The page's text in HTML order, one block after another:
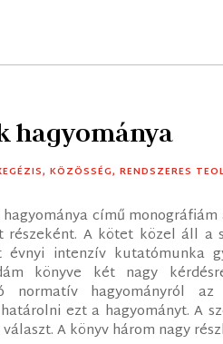
hagyománya
,KÖZÖSSÉG,RENDSZERES
című monográfiám
részeként. A kötet közel áll a
évnyi intenzív kutatómunka
könyve két nagy
normatív hagyományról az
ezt a hagyományt. A
A könyv három nagy